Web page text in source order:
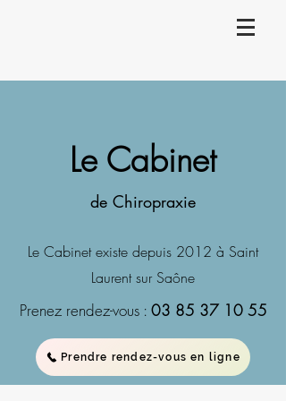
Le Cabinet
de Chiropraxie
Le Cabinet existe depuis 2012 à Saint
Laurent sur Saône
Prenez rendez-vous : 03 85 37 10 55
Prendre rendez-vous en ligne